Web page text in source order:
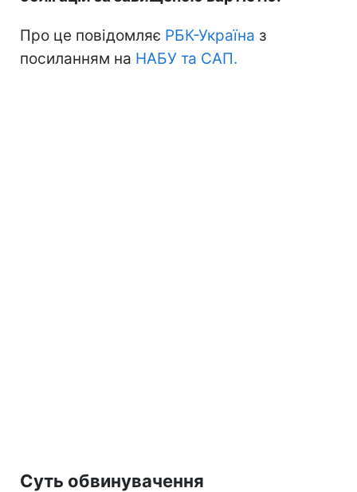
Про це повідомляє РБК-Україна з
посиланням на НАБУ та САП.
Суть обвинувачення